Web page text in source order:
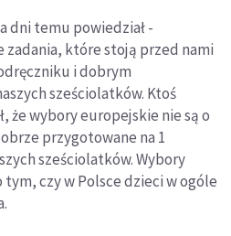
dni temu powiedział -
zadania, które stoją przed nami
i dobrym
sześciolatków. Ktoś
że wybory europejskie nie są o
przygotowane na 1
sześciolatków. Wybory
czy w Polsce dzieci w ogóle